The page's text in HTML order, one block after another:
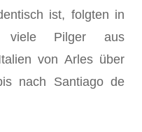
ist, folgten in
viele Pilger aus
von Arles über
nach Santiago de